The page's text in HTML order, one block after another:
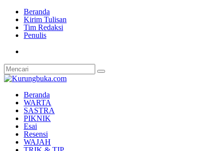
Beranda
Kirim Tulisan
Tim Redaksi
Penulis
Beranda
WARTA
SASTRA
PIKNIK
Esai
Resensi
WAJAH